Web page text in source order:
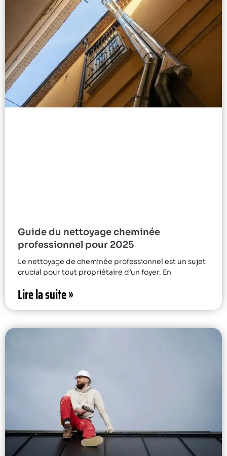
Guide du nettoyage cheminée
professionnel pour 2025
Le nettoyage de cheminée professionnel est un sujet
crucial pour tout propriétaire d’un foyer. En
Lire la suite »